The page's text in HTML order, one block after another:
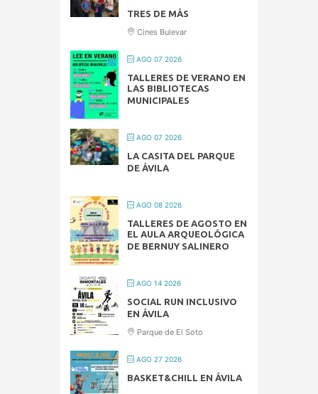
TRES DE MÁS
Cines Bulevar
AGO 07 2026
TALLERES DE VERANO EN
LAS BIBLIOTECAS
MUNICIPALES
AGO 07 2026
LA CASITA DEL PARQUE
DE ÁVILA
AGO 08 2026
TALLERES DE AGOSTO EN
EL AULA ARQUEOLÓGICA
DE BERNUY SALINERO
AGO 14 2026
SOCIAL RUN INCLUSIVO
EN ÁVILA
Parque de El Soto
AGO 27 2026
BASKET&CHILL EN ÁVILA